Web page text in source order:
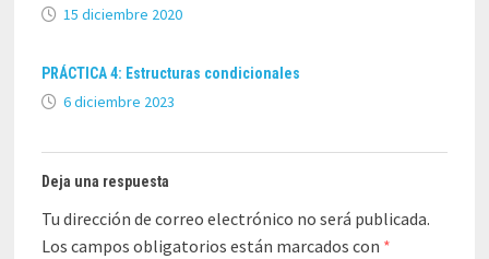
15 diciembre 2020
PRÁCTICA 4: Estructuras condicionales
6 diciembre 2023
Deja una respuesta
Tu dirección de correo electrónico no será publicada.
Los campos obligatorios están marcados con *